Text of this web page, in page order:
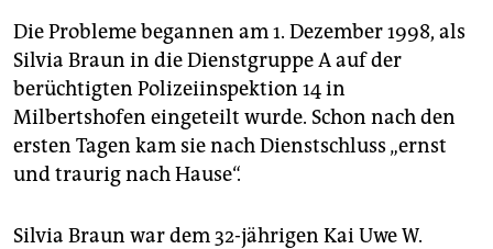
Die Probleme begannen am 1. Dezember 1998, als
Silvia Braun in die Dienstgruppe A auf der
berüchtigten Polizeiinspektion 14 in
Milbertshofen eingeteilt wurde. Schon nach den
ersten Tagen kam sie nach Dienstschluss „ernst
und traurig nach Hause“.
Silvia Braun war dem 32-jährigen Kai Uwe W.